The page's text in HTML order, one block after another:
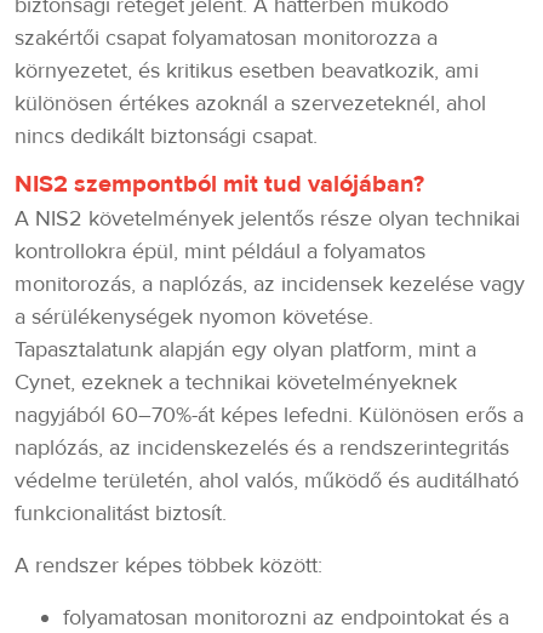
szakértői csapat folyamatosan monitorozza a
környezetet, és kritikus esetben beavatkozik, ami
különösen értékes azoknál a szervezeteknél, ahol
nincs dedikált biztonsági csapat.
NIS2 szempontból mit tud valójában?
A NIS2 követelmények jelentős része olyan technikai
kontrollokra épül, mint például a folyamatos
monitorozás, a naplózás, az incidensek kezelése vagy
a sérülékenységek nyomon követése.
Tapasztalatunk alapján egy olyan platform, mint a
Cynet, ezeknek a technikai követelményeknek
nagyjából 60–70%-át képes lefedni. Különösen erős a
naplózás, az incidenskezelés és a rendszerintegritás
védelme területén, ahol valós, működő és auditálható
funkcionalitást biztosít.
A rendszer képes többek között:
folyamatosan monitorozni az endpointokat és a